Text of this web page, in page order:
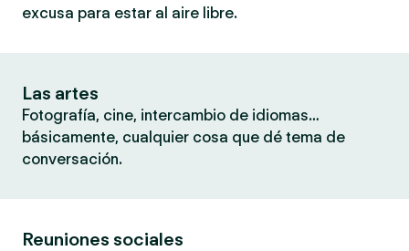
excusa para estar al aire libre.
Las artes
Fotografía, cine, intercambio de idiomas…
básicamente, cualquier cosa que dé tema de
conversación.
Reuniones sociales